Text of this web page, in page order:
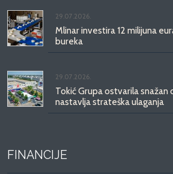
29.07.2026.
Mlinar investira 12 milijuna
bureka
29.07.2026.
Tokić Grupa ostvarila
nastavlja strateška ulaganja
FINANCIJE